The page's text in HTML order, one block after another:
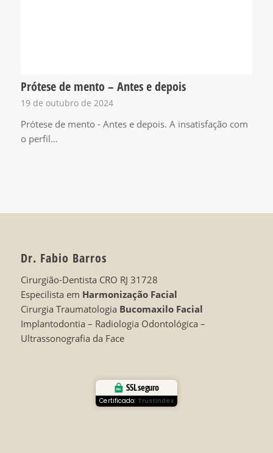
Prótese de mento – Antes e depois
19 de outubro de 2024
Prótese de mento - Antes e depois. A insatisfação com
o perfil…
Dr. Fabio Barros
Cirurgião-Dentista CRO RJ 31728
Especilista em Harmonização Facial
Cirurgia Traumatologia Bucomaxilo Facial
Implantodontia – Radiologia Odontológica –
Ultrassonografia da Face
SSL seguro
Certificado: Trustindex